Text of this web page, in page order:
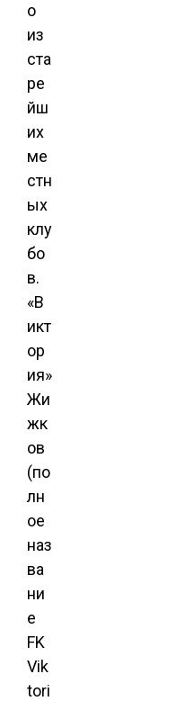
о
из
ста
ре
йш
их
ме
стн
ых
клу
бо
в.
«В
икт
ор
ия»
Жи
жк
ов
(по
лн
ое
наз
ва
ни
е
FK
Vik
tori